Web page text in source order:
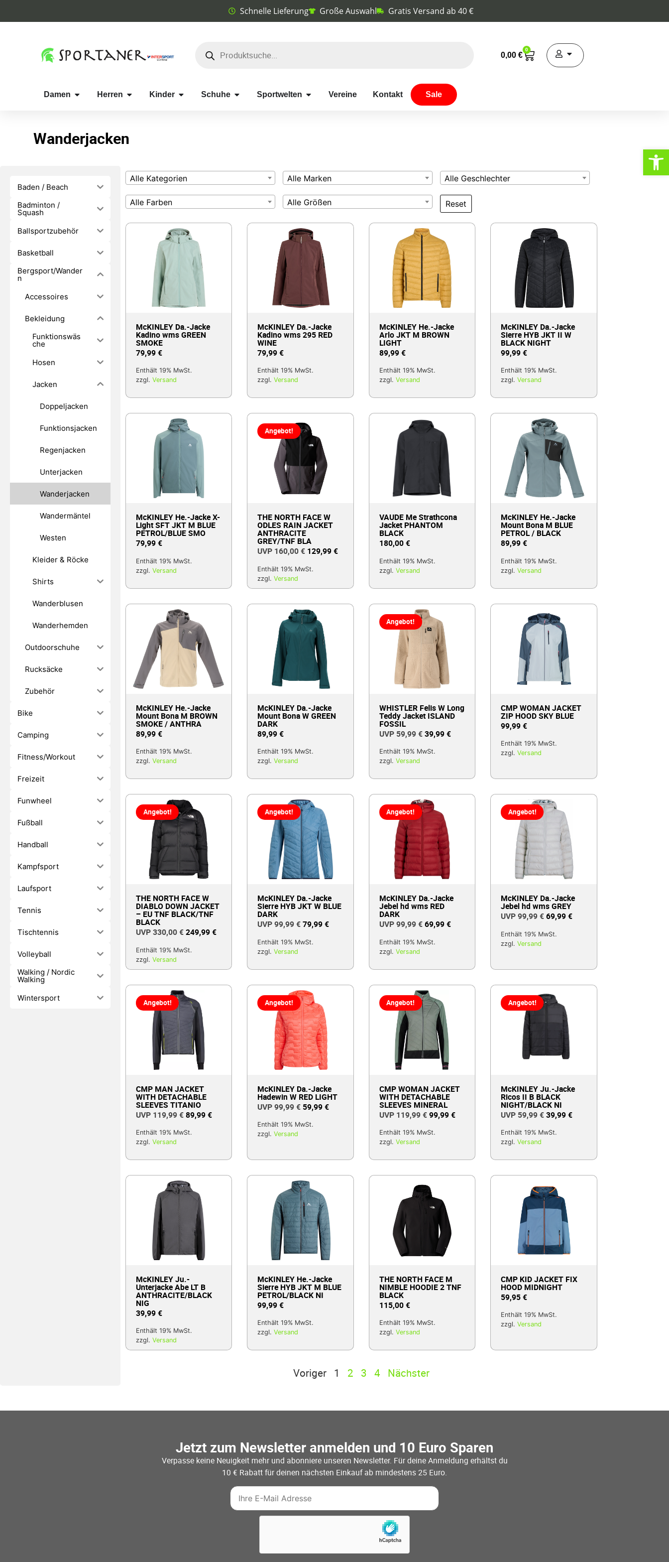
Schnelle Lieferung Große Auswahl Gratis Versand ab 40 €
0,00 €
0
Damen Herren Kinder Schuhe Sportwelten Vereine Kontakt Sale
Wanderjacken
Baden / Beach
Badminton /
Squash
Ballsportzubehör
Basketball
Bergsport/Wander
n
Accessoires
Bekleidung
Funktionswäs
che
Hosen
Jacken
Doppeljacken
Funktionsjacken
Regenjacken
Unterjacken
Wanderjacken
Wandermäntel
Westen
Kleider & Röcke
Shirts
Wanderblusen
Wanderhemden
Outdoorschuhe
Rucksäcke
Zubehör
Bike
Camping
Fitness/Workout
Freizeit
Funwheel
Fußball
Handball
Kampfsport
Laufsport
Tennis
Tischtennis
Volleyball
Walking / Nordic
Walking
Wintersport
Alle Kategorien Alle Marken Alle Geschlechter
Alle Farben Alle Größen Reset
McKINLEY Da.-Jacke
Kadino wms GREEN
SMOKE
79,99€
Enthält 19% MwSt.
zzgl. Versand
McKINLEY Da.-Jacke
Kadino wms 295 RED
WINE
79,99€
Enthält 19% MwSt.
zzgl.Versand
McKINLEY He.-Jacke
Arlo JKT M BROWN
LIGHT
89,99€
Enthält 19% MwSt.
zzgl. Versand
McKINLEY Da.-Jacke
Sierre HYB JKT II W
BLACK NIGHT
99,99€
Enthält 19% MwSt.
zzgl.Versand
McKINLEY He.-Jacke X-
Light SFT JKT M BLUE
PETROL/BLUE SMO
79,99€
Enthält 19% MwSt.
zzgl. Versand
Angebot!
THE NORTH FACE W
ODLES RAIN JACKET
ANTHRACITE
GREY/TNF BLA
160,00€ 129,99€
Enthält 19% MwSt.
zzgl.Versand
VAUDE Me Strathcona
Jacket PHANTOM
BLACK
180,00€
Enthält 19% MwSt.
zzgl. Versand
McKINLEY He.-Jacke
Mount Bona M BLUE
PETROL / BLACK
89,99€
Enthält 19% MwSt.
zzgl.Versand
McKINLEY He.-Jacke
Mount Bona M BROWN
SMOKE / ANTHRA
89,99€
Enthält 19% MwSt.
zzgl. Versand
McKINLEY Da.-Jacke
Mount Bona W GREEN
DARK
89,99€
Enthält 19% MwSt.
zzgl.Versand
Angebot!
WHISTLER Felis W Long
Teddy Jacket ISLAND
FOSSIL
59,99€39,99€
Enthält 19% MwSt.
zzgl. Versand
CMP WOMAN JACKET
ZIP HOOD SKY BLUE
99,99€
Enthält 19% MwSt.
zzgl.Versand
Angebot!
THE NORTH FACE W
DIABLO DOWN JACKET
– EU TNF BLACK/TNF
BLACK
330,00€249,99€
Enthält 19% MwSt.
zzgl. Versand
Angebot!
McKINLEY Da.-Jacke
Sierre HYB JKT W BLUE
DARK
99,99€79,99€
Enthält 19% MwSt.
zzgl.Versand
Angebot!
McKINLEY Da.-Jacke
Jebel hd wms RED
DARK
99,99€69,99€
Enthält 19% MwSt.
zzgl. Versand
Angebot!
McKINLEY Da.-Jacke
Jebel hd wms GREY
99,99€69,99€
Enthält 19% MwSt.
zzgl.Versand
Angebot!
CMP MAN JACKET
WITH DETACHABLE
SLEEVES TITANIO
119,99€89,99€
Enthält 19% MwSt.
zzgl. Versand
Angebot!
McKINLEY Da.-Jacke
Hadewin W RED LIGHT
99,99€ 59,99€
Enthält 19% MwSt.
zzgl.Versand
Angebot!
CMP WOMAN JACKET
WITH DETACHABLE
SLEEVES MINERAL
119,99€99,99€
Enthält 19% MwSt.
zzgl. Versand
Angebot!
McKINLEY Ju.-Jacke
Ricos II B BLACK
NIGHT/BLACK NI
59,99€39,99€
Enthält 19% MwSt.
zzgl.Versand
McKINLEY Ju.-
Unterjacke Abe LT B
ANTHRACITE/BLACK
NIG
39,99€
Enthält 19% MwSt.
zzgl. Versand
McKINLEY He.-Jacke
Sierre HYB JKT M BLUE
PETROL/BLACK NI
99,99€
Enthält 19% MwSt.
zzgl.Versand
THE NORTH FACE M
NIMBLE HOODIE 2 TNF
BLACK
115,00€
Enthält 19% MwSt.
zzgl. Versand
CMP KID JACKET FIX
HOOD MIDNIGHT
59,95€
Enthält 19% MwSt.
zzgl.Versand
Voriger 1 2 3 4 Nächster
Jetzt zum Newsletter anmelden und 10 Euro Sparen
Verpasse keine Neuigkeit mehr und abonniere unseren Newsletter. Für deine Anmeldung erhältst du
10 € Rabatt für deinen nächsten Einkauf ab mindestens 25 Euro.